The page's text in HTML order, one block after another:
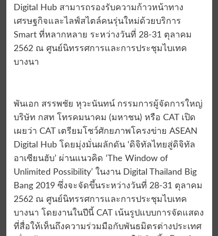
Digital Hub สามารถรองรับความก้าวหน้าทาง
เศรษฐกิจและไลฟ์สไตล์คนรุ่นใหม่ด้วยบริการ
Smart ที่หลากหลาย ระหว่างวันที่ 28-31 ตุลาคม
2562 ณ ศูนย์นิทรรศการและการประชุมไบเทค
บางนา
พันเอก สรรพชัย หุวะนันทน์ กรรมการผู้จัดการใหญ่
บริษัท กสท โทรคมนาคม (มหาชน) หรือ CAT เปิด
เผยว่า CAT เตรียมโชว์ศักยภาพโครงข่าย ASEAN
Digital Hub โดยมุ่งมั่นผลักดัน ‘ดิจิทัลไทยสู่ดิจิทัล
อาเซียนฮับ’ ผ่านแนวคิด ‘The Window of
Unlimited Possibility’ ในงาน Digital Thailand Big
Bang 2019 ซึ่งจะจัดขึ้นระหว่างวันที่ 28-31 ตุลาคม
2562 ณ ศูนย์นิทรรศการและการประชุมไบเทค
บางนา โดยงานในปีนี้ CAT เน้นรูปแบบการจัดแสดง
ที่สื่อให้เห็นถึงความร่วมมือกับพันธมิตรต่างประเทศ